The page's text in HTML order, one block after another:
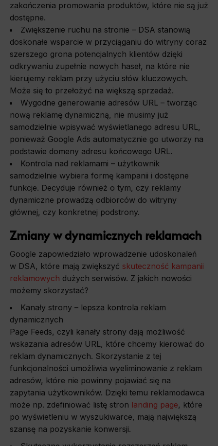
zakończenia promowania produktów, które nie są już
dostępne.
Zwiększenie ruchu na stronie – DSA stanowią
doskonałe wsparcie w przyciąganiu do witryny coraz
szerszego grona potencjalnych klientów dzięki
odkrywaniu zupełnie nowych haseł, na które nie
kierujemy reklam przy użyciu słów kluczowych.
Może się to przełożyć na większą sprzedaż.
Wygodne generowanie adresów URL – tworząc
nową reklamę dynamiczną, nie musimy już
samodzielnie wpisywać wyświetlanego adresu URL,
ponieważ Google Ads automatycznie go utworzy na
podstawie domeny adresu końcowego URL.
Kontrola nad reklamami – użytkownik
samodzielnie wybiera formę kampanii i dostępne
funkcje. Decyduje również o tym, czy reklamy
dynamiczne prowadzą odbiorców do witryny
głównej, czy konkretnej podstrony.
Zmiany w dynamicznych reklamach
Google zapowiedziało wprowadzenie udoskonaleń
w DSA, które mają zwiększyć skuteczność kampanii
reklamowych dużych serwisów. Z jakich nowości
możemy skorzystać?
Kanały strony – lepsza kontrola reklam
dynamicznych
Page Feeds, czyli kanały strony dają możliwość
wskazania adresów URL, które chcemy kierować do
reklam dynamicznych. Skorzystanie z tej
funkcjonalności umożliwia wyeliminowanie z reklam
adresów, które nie powinny pojawiać się na
zapytania użytkowników. Dzięki temu reklamodawca
może np. zdefiniować listę stron landing page, które
po wyświetleniu w wyszukiwarce, mają największą
szansę na pozyskanie konwersji.